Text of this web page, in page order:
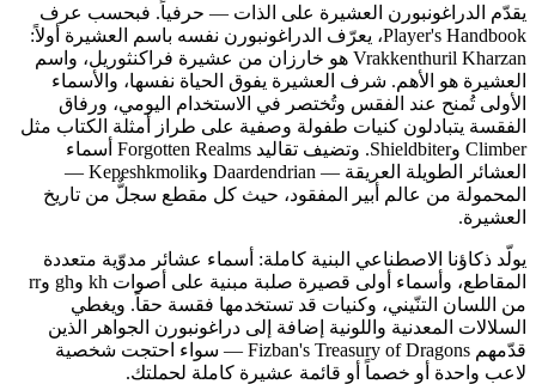
يقدّم الدراغونبورن العشيرة على الذات — حرفياً. فبحسب عرف
Player's Handbook، يعرّف الدراغونبورن نفسه باسم العشيرة أولاً:
Vrakkenthuril Kharzan هو خارزان من عشيرة فراكنثوريل، واسم
العشيرة هو الأهم. شرف العشيرة يفوق الحياة نفسها، والأسماء
الأولى تُمنح عند الفقس وتُختصر في الاستخدام اليومي، ورفاق
الفقسة يتبادلون كنيات طفولة وصفية على طراز أمثلة الكتاب مثل
Climber وShieldbiter. وتضيف تقاليد Forgotten Realms أسماء
العشائر الطويلة العريقة — Daardendrian وKepeshkmolik —
المحمولة من عالم أبير المفقود، حيث كل مقطع سجلٌّ من تاريخ
العشيرة.
يولّد ذكاؤنا الاصطناعي البنية كاملة: أسماء عشائر مدوّية متعددة
المقاطع، وأسماء أولى قصيرة صلبة مبنية على أصوات kh وgh وrr
من اللسان التنّيني، وكنيات قد تستخدمها فقسة حقاً. ويغطي
السلالات المعدنية واللونية إضافة إلى دراغونبورن الجواهر الذين
قدّمهم Fizban's Treasury of Dragons — سواء احتجت شخصية
لاعب واحدة أو خصماً أو قائمة عشيرة كاملة لحملتك.